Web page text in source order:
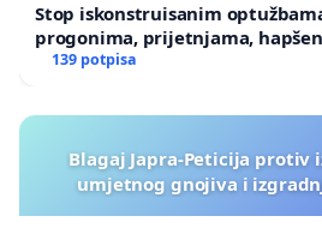
Stop iskonstruisanim
progonima, prijetnjama,
139 potpisa
Blagaj Japra-Peticija protiv
umjetnog gnojiva i